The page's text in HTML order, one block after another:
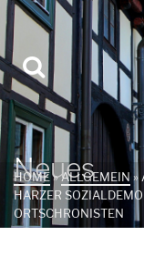
Neues
HOME»ALLGEMEIN »
HARZER
ORTSCHRONISTEN